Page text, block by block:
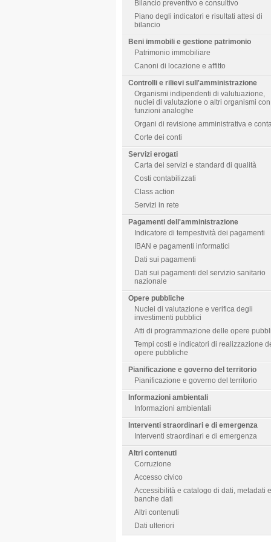
Bilancio preventivo e consultivo
Piano degli indicatori e risultati attesi di
bilancio
Beni immobili e gestione patrimonio
Patrimonio immobiliare
Canoni di locazione e affitto
Controlli e rilievi sull'amministrazione
Organismi indipendenti di valutuazione,
nuclei di valutazione o altri organismi con
funzioni analoghe
Organi di revisione amministrativa e
Corte dei conti
Servizi erogati
Carta dei servizi e standard di qualità
Costi contabilizzati
Class action
Servizi in rete
Pagamenti dell'amministrazione
Indicatore di tempestività dei pagamenti
IBAN e pagamenti informatici
Dati sui pagamenti
Dati sui pagamenti del servizio sanitario
nazionale
Opere pubbliche
Nuclei di valutazione e verifica degli
investimenti pubblici
Atti di programmazione delle opere
Tempi costi e indicatori di realizzazione
opere pubbliche
Pianificazione e governo del territorio
Pianificazione e governo del territorio
Informazioni ambientali
Informazioni ambientali
Interventi straordinari e di emergenza
Interventi straordinari e di emergenza
Altri contenuti
Corruzione
Accesso civico
Accessibilità e catalogo di dati, metadati e
banche dati
Altri contenuti
Dati ulteriori